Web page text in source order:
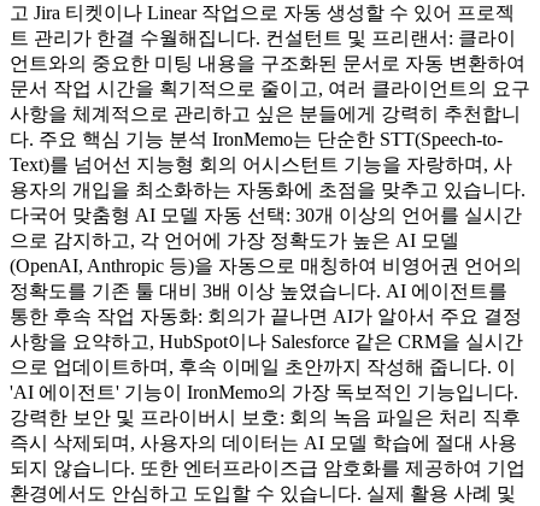
고 Jira 티켓이나 Linear 작업으로 자동 생성할 수 있어 프로젝
트 관리가 한결 수월해집니다. 컨설턴트 및 프리랜서: 클라이
언트와의 중요한 미팅 내용을 구조화된 문서로 자동 변환하여
문서 작업 시간을 획기적으로 줄이고, 여러 클라이언트의 요구
사항을 체계적으로 관리하고 싶은 분들에게 강력히 추천합니
다. 주요 핵심 기능 분석 IronMemo는 단순한 STT(Speech-to-
Text)를 넘어선 지능형 회의 어시스턴트 기능을 자랑하며, 사
용자의 개입을 최소화하는 자동화에 초점을 맞추고 있습니다.
다국어 맞춤형 AI 모델 자동 선택: 30개 이상의 언어를 실시간
으로 감지하고, 각 언어에 가장 정확도가 높은 AI 모델
(OpenAI, Anthropic 등)을 자동으로 매칭하여 비영어권 언어의
정확도를 기존 툴 대비 3배 이상 높였습니다. AI 에이전트를
통한 후속 작업 자동화: 회의가 끝나면 AI가 알아서 주요 결정
사항을 요약하고, HubSpot이나 Salesforce 같은 CRM을 실시간
으로 업데이트하며, 후속 이메일 초안까지 작성해 줍니다. 이
'AI 에이전트' 기능이 IronMemo의 가장 독보적인 기능입니다.
강력한 보안 및 프라이버시 보호: 회의 녹음 파일은 처리 직후
즉시 삭제되며, 사용자의 데이터는 AI 모델 학습에 절대 사용
되지 않습니다. 또한 엔터프라이즈급 암호화를 제공하여 기업
환경에서도 안심하고 도입할 수 있습니다. 실제 활용 사례 및